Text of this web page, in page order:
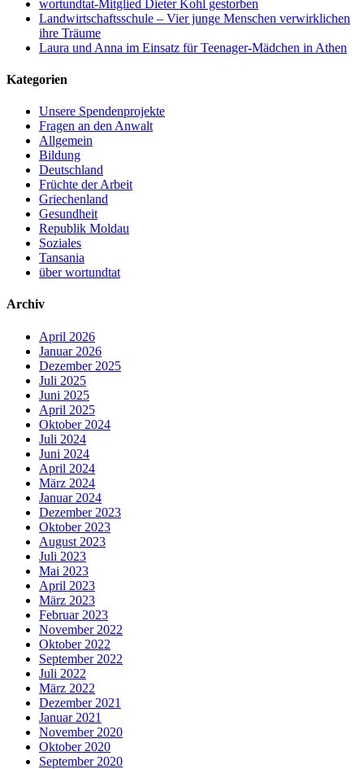
wortundtat-Mitglied Dieter Kohl gestorben
Landwirtschaftsschule – Vier junge Menschen verwirklichen
ihre Träume
Laura und Anna im Einsatz für Teenager-Mädchen in Athen
Kategorien
Unsere Spendenprojekte
Fragen an den Anwalt
Allgemein
Bildung
Deutschland
Früchte der Arbeit
Griechenland
Gesundheit
Republik Moldau
Soziales
Tansania
über wortundtat
Archiv
April 2026
Januar 2026
Dezember 2025
Juli 2025
Juni 2025
April 2025
Oktober 2024
Juli 2024
Juni 2024
April 2024
März 2024
Januar 2024
Dezember 2023
Oktober 2023
August 2023
Juli 2023
Mai 2023
April 2023
März 2023
Februar 2023
November 2022
Oktober 2022
September 2022
Juli 2022
März 2022
Dezember 2021
Januar 2021
November 2020
Oktober 2020
September 2020